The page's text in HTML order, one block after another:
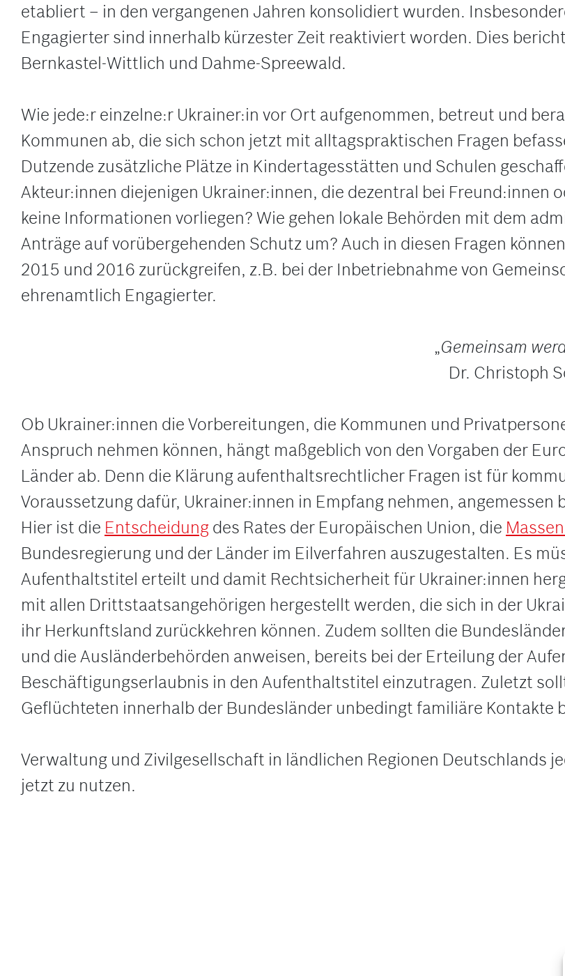
etabliert – in den vergangenen Jahren konsolidiert wurden.
Engagierter sind innerhalb kürzester Zeit reaktiviert worden. Dies
Bernkastel-Wittlich und Dahme-Spreewald.
Wie jede:r einzelne:r Ukrainer:in vor Ort aufgenommen, betreut und
Kommunen ab, die sich schon jetzt mit alltagspraktischen Fragen
Dutzende zusätzliche Plätze in Kindertagesstätten und Schulen
Akteur:innen diejenigen Ukrainer:innen, die dezentral bei Freund:innen
keine Informationen vorliegen? Wie gehen lokale Behörden mit dem
Anträge auf vorübergehenden Schutz um? Auch in diesen Fragen
2015 und 2016 zurückgreifen, z.B. bei der Inbetriebnahme von
ehrenamtlich Engagierter.
„Gemeinsam
Dr. Christoph
Ob Ukrainer:innen die Vorbereitungen, die Kommunen und
Anspruch nehmen können, hängt maßgeblich von den Vorgaben der
Länder ab. Denn die Klärung aufenthaltsrechtlicher Fragen ist für
Voraussetzung dafür, Ukrainer:innen in Empfang nehmen,
Hier ist die Entscheidung des Rates der Europäischen Union, die
Bundesregierung und der Länder im Eilverfahren auszugestalten. Es
Aufenthaltstitel erteilt und damit Rechtsicherheit für Ukrainer:innen
mit allen Drittstaatsangehörigen hergestellt werden, die sich in der
ihr Herkunftsland zurückkehren können. Zudem sollten die
und die Ausländerbehörden anweisen, bereits bei der Erteilung der
Beschäftigungserlaubnis in den Aufenthaltstitel einzutragen. Zuletzt
Geflüchteten innerhalb der Bundesländer unbedingt familiäre Kontakte
Verwaltung und Zivilgesellschaft in ländlichen Regionen Deutschlands
jetzt zu nutzen.